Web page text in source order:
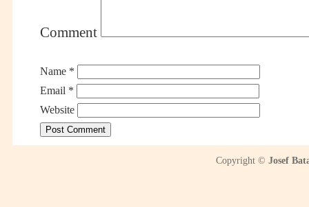
Comment
Name *
Email *
Website
Copyright © Josef